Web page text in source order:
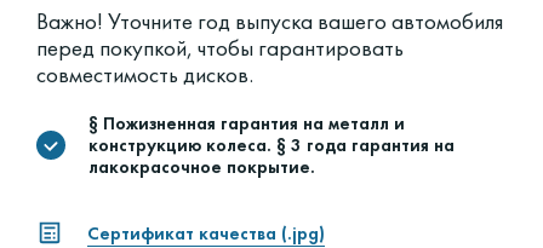
Важно! Уточните год выпуска вашего автомобиля
перед покупкой, чтобы гарантировать
совместимость дисков.
§ Пожизненная гарантия на металл и
конструкцию колеса. § 3 года гарантия на
лакокрасочное покрытие.
Сертификат качества (.jpg)